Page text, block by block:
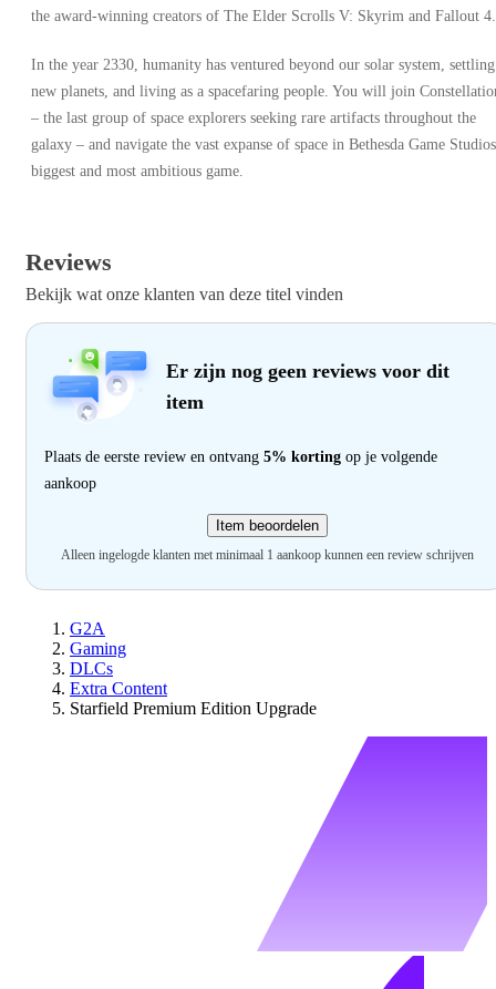
the award-winning creators of The Elder Scrolls V: Skyrim and Fallout 4.
In the year 2330, humanity has ventured beyond our solar system, settling
new planets, and living as a spacefaring people. You will join
– the last group of space explorers seeking rare artifacts throughout the
galaxy – and navigate the vast expanse of space in Bethesda Game
biggest and most ambitious game.
Reviews
Bekijk wat onze klanten van deze titel vinden
Er zijn nog geen reviews voor dit
item
Plaats de eerste review en ontvang 5% korting op je volgende
aankoop
Item beoordelen
Alleen ingelogde klanten met minimaal 1 aankoop kunnen een review schrijven
G2A
Gaming
DLCs
Extra Content
Starfield Premium Edition Upgrade